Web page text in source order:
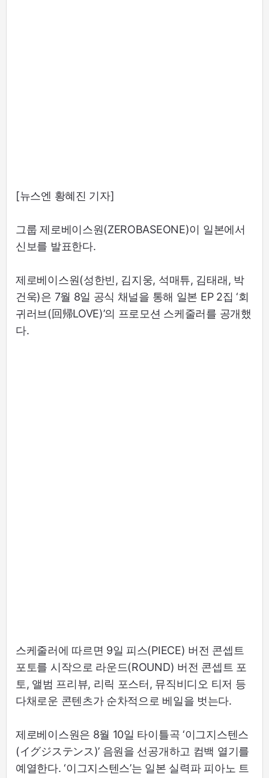
[뉴스엔 황혜진 기자]
그룹 제로베이스원(ZEROBASEONE)이 일본에서
신보를 발표한다.
제로베이스원(성한빈, 김지웅, 석매튜, 김태래, 박
건욱)은 7월 8일 공식 채널을 통해 일본 EP 2집 ‘회
귀러브(回帰LOVE)’의 프로모션 스케줄러를 공개했
다.
스케줄러에 따르면 9일 피스(PIECE) 버전 콘셉트
포토를 시작으로 라운드(ROUND) 버전 콘셉트 포
토, 앨범 프리뷰, 리릭 포스터, 뮤직비디오 티저 등
다채로운 콘텐츠가 순차적으로 베일을 벗는다.
제로베이스원은 8월 10일 타이틀곡 ‘이그지스텐스
(イグジステンス)’ 음원을 선공개하고 컴백 열기를
예열한다. ‘이그지스텐스’는 일본 실력파 피아노 트